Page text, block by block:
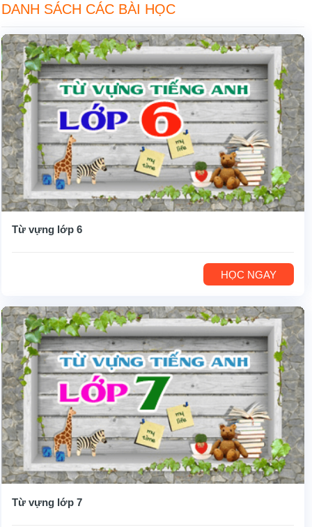
DANH SÁCH CÁC BÀI HỌC
Từ vựng lớp 6
HỌC NGAY
Từ vựng lớp 7